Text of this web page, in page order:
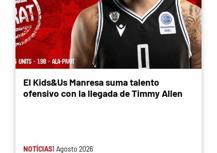
El Kids&Us Manresa suma talento
ofensivo con la llegada de Timmy Allen
NOTÍCIAS1 Agosto 2026